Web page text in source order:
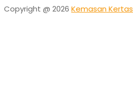
Copyright @ 2026 Kemasan Kertas